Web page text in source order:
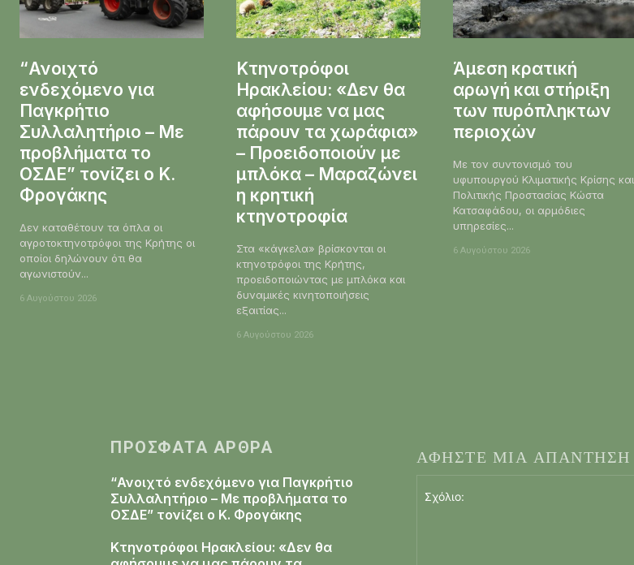
“Ανοιχτό
ενδεχόμενο για
Παγκρήτιο
Συλλαλητήριο – Με
προβλήματα το
ΟΣΔΕ” τονίζει ο Κ.
Φρογάκης
Δεν καταθέτουν τα όπλα οι
αγροτοκτηνοτρόφοι της Κρήτης οι
οποίοι δηλώνουν ότι θα
αγωνιστούν...
6 Αυγούστου 2026
Κτηνοτρόφοι
Ηρακλείου: «Δεν θα
αφήσουμε να μας
πάρουν τα χωράφια»
– Προειδοποιούν με
μπλόκα – Μαραζώνει
η κρητική
κτηνοτροφία
Στα «κάγκελα» βρίσκονται οι
κτηνοτρόφοι της Κρήτης,
προειδοποιώντας με μπλόκα και
δυναμικές κινητοποιήσεις
εξαιτίας...
6 Αυγούστου 2026
Άμεση κρατική
αρωγή και στήριξη
των πυρόπληκτων
περιοχών
Με τον συντονισμό του
υφυπουργού Κλιματικής Κρίσης και
Πολιτικής Προστασίας Κώστα
Κατσαφάδου, οι αρμόδιες
υπηρεσίες...
6 Αυγούστου 2026
ΠΡΌΣΦΑΤΑ ΆΡΘΡΑ
“Ανοιχτό ενδεχόμενο για Παγκρήτιο
Συλλαλητήριο – Με προβλήματα το
ΟΣΔΕ” τονίζει ο Κ. Φρογάκης
Κτηνοτρόφοι Ηρακλείου: «Δεν θα
ΑΦΗΣΤΕ ΜΙΑ ΑΠΑΝΤΗΣΗ